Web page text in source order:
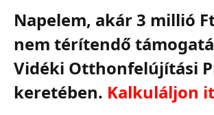
Napelem, akár 3 millió
nem térítendő
Vidéki Otthonfelújítási
keretében. Kalkuláljon